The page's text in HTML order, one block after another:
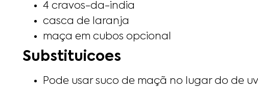
4 cravos-da-india
casca de laranja
maça em cubos opcional
Substituicoes
Pode usar suco de maçã no lugar do de